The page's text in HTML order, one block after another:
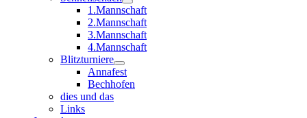
1.Mannschaft
2.Mannschaft
3.Mannschaft
4.Mannschaft
Blitzturniere
Annafest
Bechhofen
dies und das
Links